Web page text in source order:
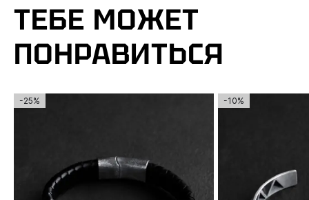
ТЕБЕ МОЖЕТ
ПОНРАВИТЬСЯ
-25% -10%